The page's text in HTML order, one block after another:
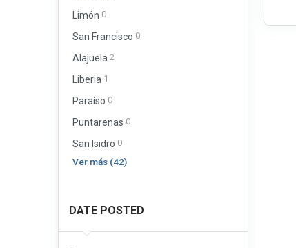
Limón 0
San Francisco 0
Alajuela 2
Liberia 1
Paraíso 0
Puntarenas 0
San Isidro 0
Ver más (42)
DATE POSTED